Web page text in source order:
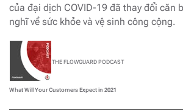
của đại dịch COVID-19 đã thay đổi căn
nghĩ về sức khỏe và vệ sinh công cộng.
THE FLOWGUARD PODCAST
What Will Your Customers Expect in 2021